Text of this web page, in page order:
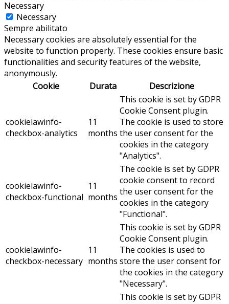
Necessary
Necessary
Sempre abilitato
Necessary cookies are absolutely essential for the
website to function properly. These cookies ensure basic
functionalities and security features of the website,
anonymously.
Cookie
Durata Descrizione
cookielawinfo-
checkbox-analytics
11
months
This cookie is set by GDPR
Cookie Consent plugin.
The cookie is used to store
the user consent for the
cookies in the category
"Analytics".
cookielawinfo-
checkbox-functional
11
months
The cookie is set by GDPR
cookie consent to record
the user consent for the
cookies in the category
"Functional".
cookielawinfo-
checkbox-necessary
11
months
This cookie is set by GDPR
Cookie Consent plugin.
The cookies is used to
store the user consent for
the cookies in the category
"Necessary".
This cookie is set by GDPR